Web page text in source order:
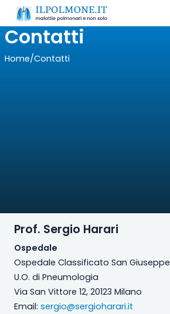
Contatti
Home/Contatti
Prof. Sergio Harari
Ospedale
Ospedale Classificato San Giuseppe
U.O. di Pneumologia
Via San Vittore 12, 20123 Milano
Email: sergio@sergioharari.it